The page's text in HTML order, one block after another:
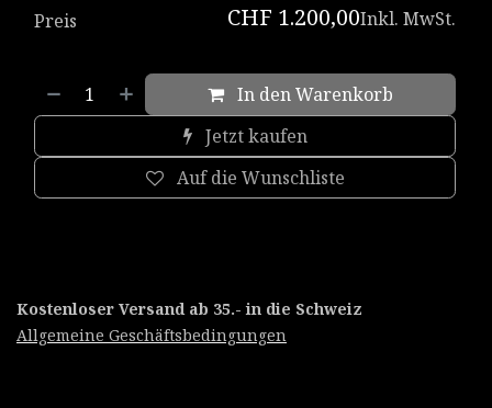
In den Warenkorb
Jetzt kaufen
Auf die Wunschliste
Preis CHF 1.200,00Inkl. MwSt.
Kostenloser Versand ab 35.- in die Schweiz
Allgemeine Geschäftsbedingungen